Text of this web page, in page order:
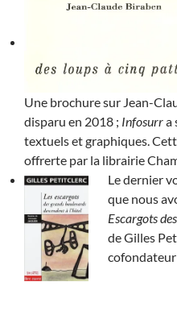
Une brochure sur Jean-
disparu en 2018 ; Infosurra
textuels et graphiques.
offrerte par la librairie
Le dernier
que nous
Escargots
de Gilles
cofondateur